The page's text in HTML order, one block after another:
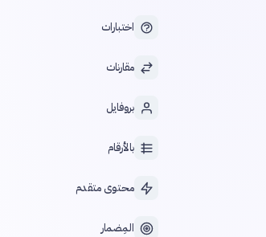
اختبارات
مقارنات
بروفايل
بالأرقام
محتوى متقدم
المِضمار